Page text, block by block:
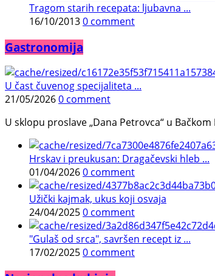
Tragom starih recepata: ljubavna ...
16/10/20130 comment
Gastronomija
U čast čuvenog specijaliteta ...
21/05/20260 comment
U sklopu proslave „Dana Petrovca“ u
Hrskav i preukusan: Dragačevski hleb ...
01/04/20260 comment
Užički kajmak, ukus koji osvaja
24/04/20250 comment
"Gulaš od srca", savršen recept iz ...
17/02/20250 comment